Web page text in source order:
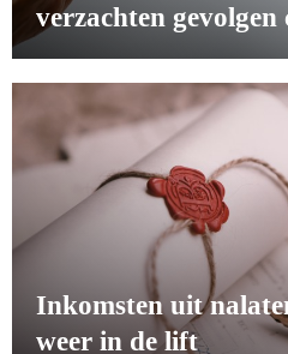
verzachten gevolgen
Inkomsten uit
weer in de lift